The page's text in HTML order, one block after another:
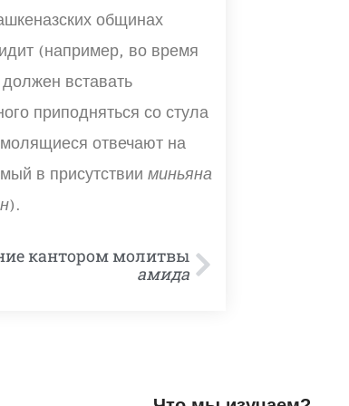
общинах
(например, во время
вставать
приподняться со стула
отвечают на
в присутствии миньяна
).
кантором молитвы
амида